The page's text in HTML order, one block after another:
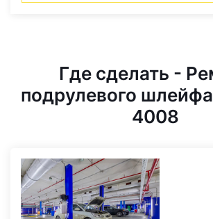
Где сделать -
подрулевого
4008